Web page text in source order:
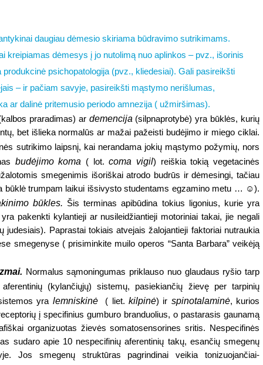
daugiau dėmesio skiriama būdravimo sutrikimams.
kreipiamas dėmesys į jo nutolimą nuo aplinkos – pvz., išorinis
psichopatologija (pvz., kliedesiai). Gali pasireikšti
– ir pačiam savyje, pasireikšti mąstymo nerišlumas,
ar dalinė pritemusio periodo amnezija ( užmiršimas).
praradimas) ar demencija (silpnaprotybė) yra būklės, kurių
bet išlieka normalūs ar mažai pažeisti budėjimo ir miego ciklai.
sutrikimo laipsnį, kai nerandama jokių mąstymo požymių, nors
budėjimo koma ( lot.coma vigil) reiškia tokią vegetacinės
smegenimis išoriškai atrodo budrūs ir dėmesingi, tačiau
būklė trumpam laikui išsivysto studentams egzamino metu … ☺).
būkles. Šis terminas apibūdina tokius ligonius, kurie yra
pakenkti kylantieji ar nusileidžiantieji motoriniai takai, jie negali
Paprastai tokiais atvejais žalojantieji faktoriai nutraukia
smegenyse ( prisiminkite muilo operos “Santa Barbara” veikėją
Normalus sąmoningumas priklauso nuo glaudaus ryšio tarp
aferentinių (kylančiųjų) sistemų, pasiekiančių žievę per tarpinių
yra lemniskinė ( liet.kilpinė) ir spinotalaminė, kurios
į specifinius gumburo branduolius, o pastarasis gaunamą
organizuotas žievės somatosensorines sritis. Nespecifinės
sudaro apie 10 nespecifinių aferentinių takų, esančių smegenų
Jos smegenų struktūras pagrindinai veikia tonizuojančiai-